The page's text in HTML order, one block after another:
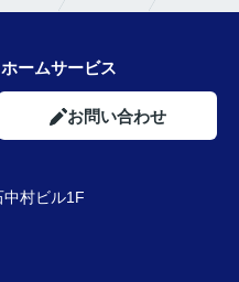
ームサービス
お問い合わせ
村ビル1F